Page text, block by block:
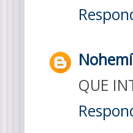
QUE